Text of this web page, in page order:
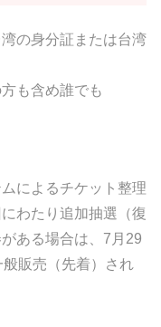
の身分証または台湾
も含め誰でも
によるチケット整理
わたり追加抽選（復
ある場合は、7月29
販売（先着）され